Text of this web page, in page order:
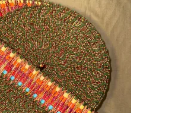
du
produit
CHOIX DES OPTIONS
Ce
produit
a